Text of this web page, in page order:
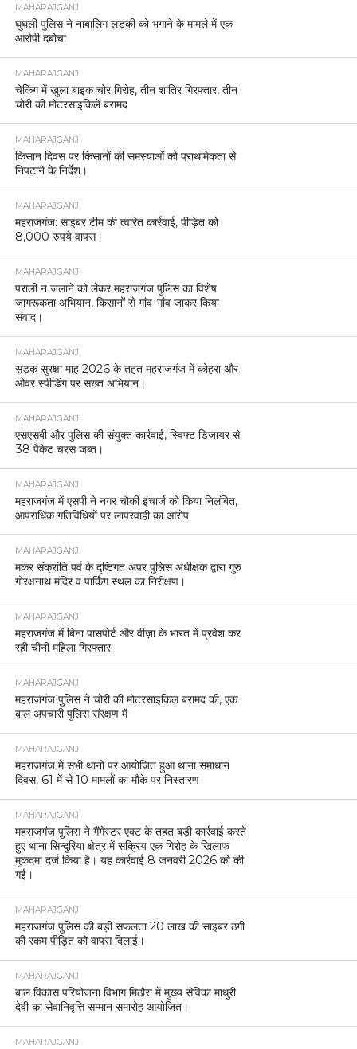
MAHARAJGANJ
घुघली पुलिस ने नाबालिग लड़की को भगाने के मामले में एक
आरोपी दबोचा
MAHARAJGANJ
चेकिंग में खुला बाइक चोर गिरोह, तीन शातिर गिरफ्तार, तीन
चोरी की मोटरसाइकिलें बरामद
MAHARAJGANJ
किसान दिवस पर किसानों की समस्याओं को प्राथमिकता से
निपटाने के निर्देश।
MAHARAJGANJ
महराजगंज: साइबर टीम की त्वरित कार्रवाई, पीड़ित को
8,000 रुपये वापस।
MAHARAJGANJ
पराली न जलाने को लेकर महराजगंज पुलिस का विशेष
जागरूकता अभियान, किसानों से गांव-गांव जाकर किया
संवाद।
MAHARAJGANJ
सड़क सुरक्षा माह 2026 के तहत महराजगंज में कोहरा और
ओवर स्पीडिंग पर सख्त अभियान।
MAHARAJGANJ
एसएसबी और पुलिस की संयुक्त कार्रवाई, स्विफ्ट डिजायर से
38 पैकेट चरस जब्त।
MAHARAJGANJ
महराजगंज में एसपी ने नगर चौकी इंचार्ज को किया निलंबित,
आपराधिक गतिविधियों पर लापरवाही का आरोप
MAHARAJGANJ
मकर संक्रांति पर्व के दृष्टिगत अपर पुलिस अधीक्षक द्वारा गुरु
गोरक्षनाथ मंदिर व पार्किंग स्थल का निरीक्षण।
MAHARAJGANJ
महराजगंज में बिना पासपोर्ट और वीज़ा के भारत में प्रवेश कर
रही चीनी महिला गिरफ्तार
MAHARAJGANJ
महराजगंज पुलिस ने चोरी की मोटरसाइकिल बरामद की, एक
बाल अपचारी पुलिस संरक्षण में
MAHARAJGANJ
महराजगंज में सभी थानों पर आयोजित हुआ थाना समाधान
दिवस, 61 में से 10 मामलों का मौके पर निस्तारण
MAHARAJGANJ
महराजगंज पुलिस ने गैंगेस्टर एक्ट के तहत बड़ी कार्रवाई करते
हुए थाना सिन्दुरिया क्षेत्र में सक्रिय एक गिरोह के खिलाफ
मुकदमा दर्ज किया है। यह कार्रवाई 8 जनवरी 2026 को की
गई।
MAHARAJGANJ
महराजगंज पुलिस की बड़ी सफलता 20 लाख की साइबर ठगी
की रकम पीड़ित को वापस दिलाई।
MAHARAJGANJ
बाल विकास परियोजना विभाग मिठौरा में मुख्य सेविका माधुरी
देवी का सेवानिवृत्ति सम्मान समारोह आयोजित।
MAHARAJGANJ